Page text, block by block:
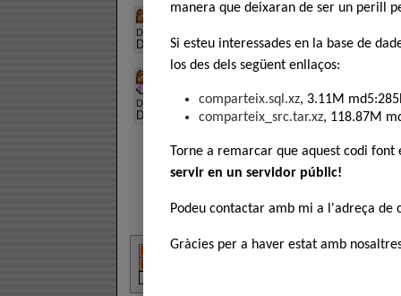
Parc Natural dels Ports
Descàrregues:
Descripció:dvd
Reserva Natural del Delta del
Descàrregues:1017 , Puntuació:
Descripció: dvd
manera que deixaran de ser un perill
Si esteu interessades en la base de
los des dels següent enllaços:
comparteix.sql.xz, 3.11M
comparteix_src.tar.xz, 118.87M
Torne a remarcar que aquest codi
servir en un servidor públic!
Podeu contactar amb mi a l'adreça de
Gràcies per a haver estat amb